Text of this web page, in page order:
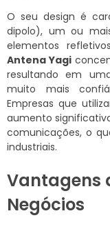
O seu design é
dipolo), um ou
elementos
Antena Yagi
resultando em
muito mais
Empresas que
aumento
comunicações, o
industriais.
Vantagens
Negócios